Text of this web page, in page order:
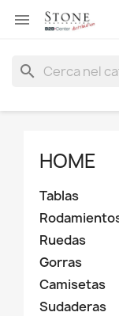

search
HOME
Tablas
Ruedas
Gorras
Camisetas
Sudaderas